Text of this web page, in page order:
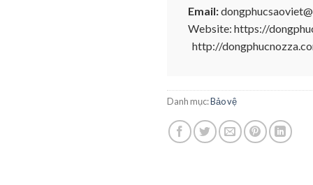
Email:
Website: https://
http://
Danh mục:Bảo vệ